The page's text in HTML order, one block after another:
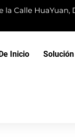
Calle HuaYuan,
Inicio Solución